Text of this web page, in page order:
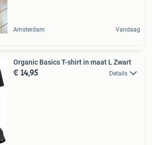
Amsterdam Vandaag
Organic Basics T-shirt in maat L Zwart
€ 14,95 Details